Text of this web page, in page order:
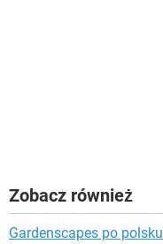
Zobacz również
Gardenscapes po polsku